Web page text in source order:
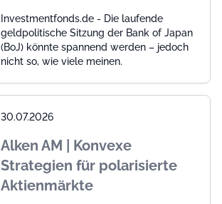
Investmentfonds.de - Die laufende
geldpolitische Sitzung der Bank of Japan
(BoJ) könnte spannend werden – jedoch
nicht so, wie viele meinen.
30.07.2026
Alken AM | Konvexe
Strategien für polarisierte
Aktienmärkte